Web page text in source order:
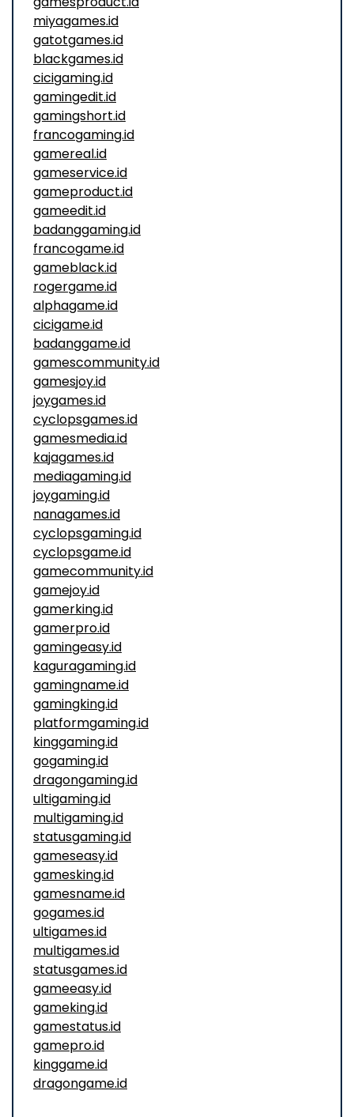
miyagames.id
gatotgames.id
blackgames.id
cicigaming.id
gamingedit.id
gamingshort.id
francogaming.id
gamereal.id
gameservice.id
gameproduct.id
gameedit.id
badanggaming.id
francogame.id
gameblack.id
rogergame.id
alphagame.id
cicigame.id
badanggame.id
gamescommunity.id
gamesjoy.id
joygames.id
cyclopsgames.id
gamesmedia.id
kajagames.id
mediagaming.id
joygaming.id
nanagames.id
cyclopsgaming.id
cyclopsgame.id
gamecommunity.id
gamejoy.id
gamerking.id
gamerpro.id
gamingeasy.id
kaguragaming.id
gamingname.id
gamingking.id
platformgaming.id
kinggaming.id
gogaming.id
dragongaming.id
ultigaming.id
multigaming.id
statusgaming.id
gameseasy.id
gamesking.id
gamesname.id
gogames.id
ultigames.id
multigames.id
statusgames.id
gameeasy.id
gameking.id
gamestatus.id
gamepro.id
kinggame.id
dragongame.id